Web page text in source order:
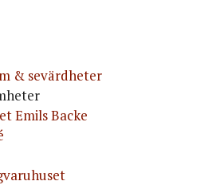
& sevärdheter
Emils Backe